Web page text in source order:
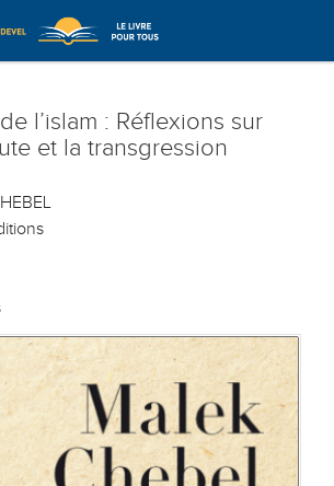
l’islam : Réflexions sur
et la transgression